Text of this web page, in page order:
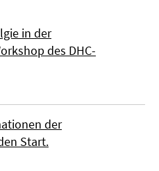
in der
des DHC-
der
Start.